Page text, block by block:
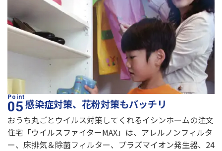
感染症対策、花粉対策もバッチリ
おうち丸ごとウイルス対策してくれるイシンホームの注文
住宅「ウイルスファイターMAX」は、アレルノンフィルタ
ー、床排気＆除菌フィルター、プラズマイオン発生器、24